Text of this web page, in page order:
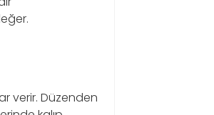
verir. Düzenden